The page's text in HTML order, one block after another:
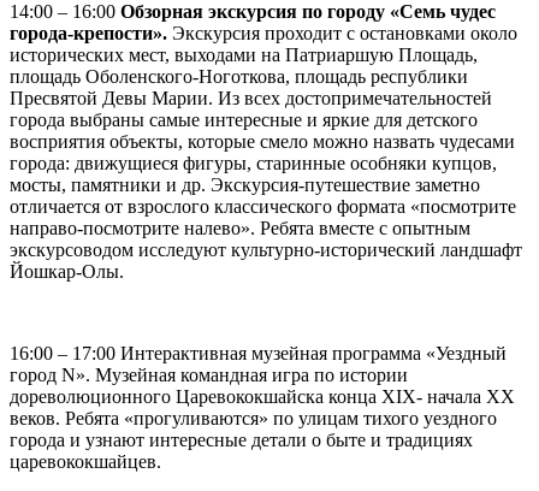
14:00 – 16:00 Обзорная экскурсия по городу «Семь чудес
города-крепости». Экскурсия проходит с остановками около
исторических мест, выходами на Патриаршую Площадь,
площадь Оболенского-Ноготкова, площадь республики
Пресвятой Девы Марии. Из всех достопримечательностей
города выбраны самые интересные и яркие для детского
восприятия объекты, которые смело можно назвать чудесами
города: движущиеся фигуры, старинные особняки купцов,
мосты, памятники и др. Экскурсия-путешествие заметно
отличается от взрослого классического формата «посмотрите
направо-посмотрите налево». Ребята вместе с опытным
экскурсоводом исследуют культурно-исторический ландшафт
Йошкар-Олы.
16:00 – 17:00 Интерактивная музейная программа «Уездный
город N». Музейная командная игра по истории
дореволюционного Царевококшайска конца XIX- начала XX
веков. Ребята «прогуливаются» по улицам тихого уездного
города и узнают интересные детали о быте и традициях
царевококшайцев.